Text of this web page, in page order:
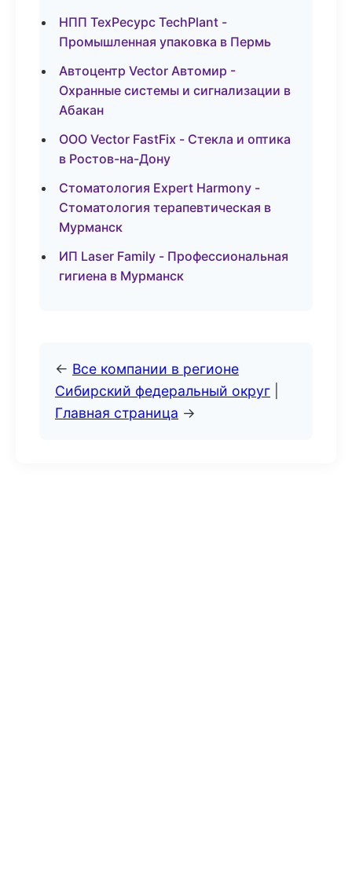
НПП ТехРесурс TechPlant -
Промышленная упаковка в Пермь
Автоцентр Vector Автомир -
Охранные системы и сигнализации в
Абакан
ООО Vector FastFix - Стекла и оптика
в Ростов-на-Дону
Стоматология Expert Harmony -
Стоматология терапевтическая в
Мурманск
ИП Laser Family - Профессиональная
гигиена в Мурманск
← Все компании в регионе
Сибирский федеральный округ
Главная страница →